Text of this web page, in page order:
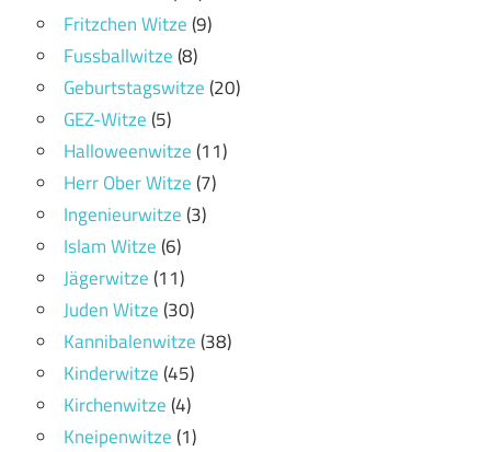
Fritzchen Witze(9)
Fussballwitze(8)
Geburtstagswitze(20)
GEZ-Witze(5)
Halloweenwitze(11)
Herr Ober Witze(7)
Ingenieurwitze(3)
Islam Witze(6)
Jägerwitze(11)
Juden Witze(30)
Kannibalenwitze(38)
Kinderwitze(45)
Kirchenwitze(4)
Kneipenwitze(1)